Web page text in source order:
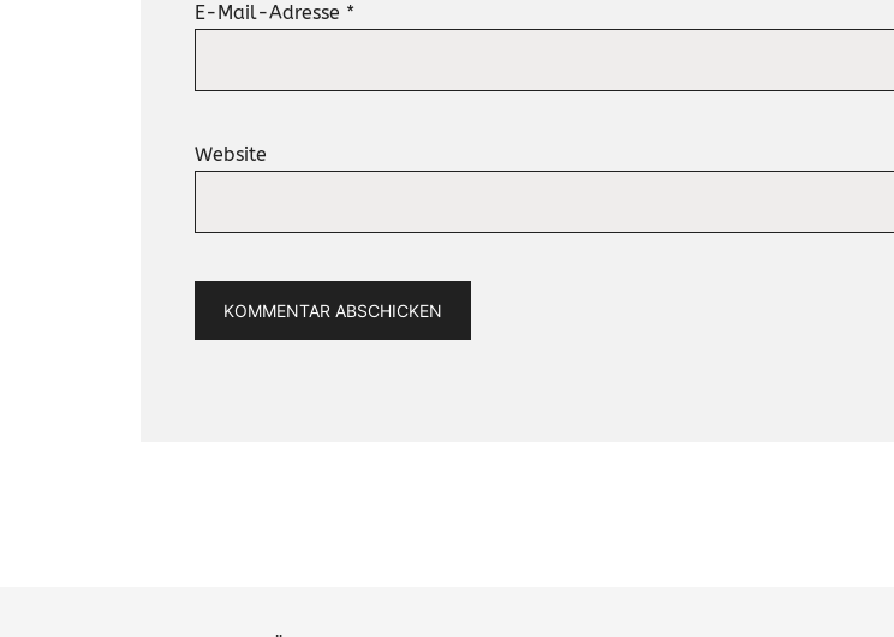
E-Mail-Adresse *
Website